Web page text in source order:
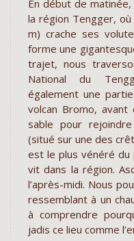
En début de
la région Tengger,
m) crache ses
forme une
trajet, nous
National du
également une
volcan Bromo,
sable pour
(situé sur une des
est le plus vénéré du
vit dans la région.
l’après-midi. Nous
ressemblant à un
à comprendre
jadis ce lieu comme